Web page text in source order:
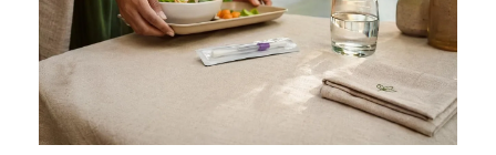
Norsk bokmål